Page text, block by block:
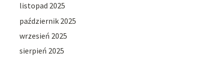
listopad 2025
październik 2025
wrzesień 2025
sierpień 2025